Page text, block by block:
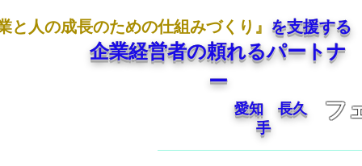
と人の成長のための仕組みづくり』 を支援する
企業経営者の頼れるパートナ
ー
愛知 長久
手
フ